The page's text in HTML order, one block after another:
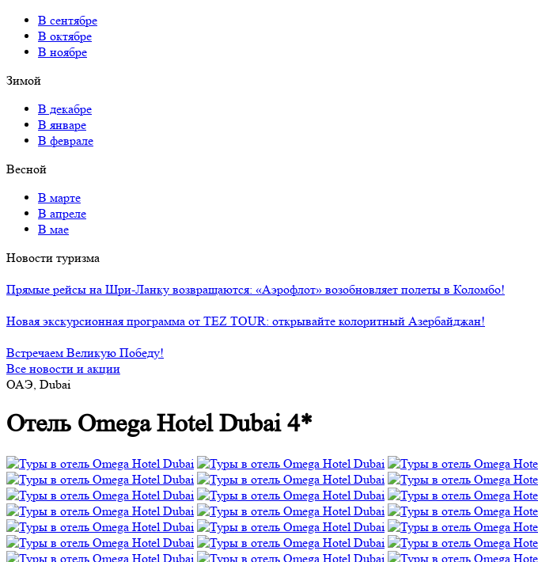
В сентябре
В октябре
В ноябре
Зимой
В декабре
В январе
В феврале
Весной
В марте
В апреле
В мае
Новости туризма
Прямые рейсы на Шри-Ланку возвращаются: «Аэрофлот» возобновляет полеты в Коломбо!
Новая экскурсионная программа от TEZ TOUR: открывайте колоритный Азербайджан!
Встречаем Великую Победу!
Все новости и акции
ОАЭ, Dubai
Отель Omega Hotel Dubai 4*